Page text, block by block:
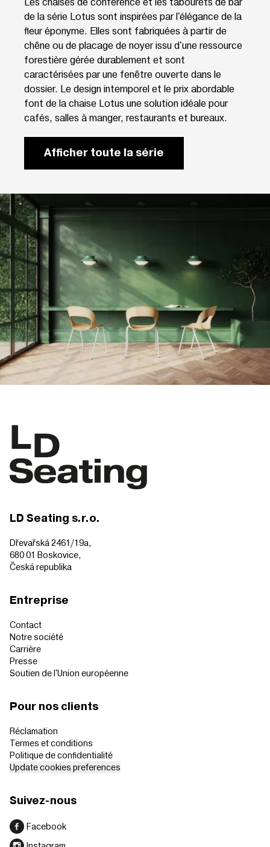
de la série Lotus sont inspirées par l'élégance de la
fleur éponyme. Elles sont fabriquées à partir de
chêne ou de placage de noyer issu d'une ressource
forestière gérée durablement et sont
caractérisées par une fenêtre ouverte dans le
dossier. Le design intemporel et le prix abordable
font de la chaise Lotus une solution idéale pour
cafés, salles à manger, restaurants et bureaux.
Afficher toute la série
LD Seating s.r.o.
Dřevařská 2461/19a,
680 01 Boskovice,
Česká republika
Entreprise
Contact
Notre société
Carrière
Presse
Soutien de l'Union européenne
Pour nos clients
Réclamation
Termes et conditions
Politique de confidentialité
Update cookies preferences
Suivez-nous
Facebook